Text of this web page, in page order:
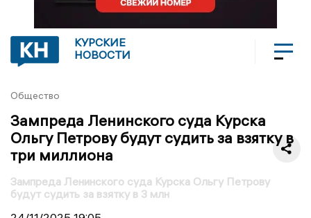
КУРСКИЕ
НОВОСТИ
Общество
Зампреда Ленинского суда Курска
Ольгу Петрову будут судить за взятку в
три миллиона
Зампреда Ленинского суда Курска Ольгу Петрову
будут судить за взятку в 3 млн